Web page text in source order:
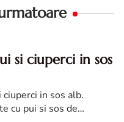
si ciuperci in sos
ciuperci in sos alb.
cu pui si sos de